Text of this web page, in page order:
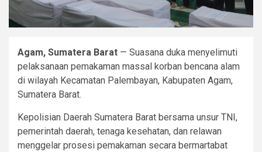
Agam, Sumatera Barat — Suasana duka menyelimuti
pelaksanaan pemakaman massal korban bencana alam
di wilayah Kecamatan Palembayan, Kabupaten Agam,
Sumatera Barat.
Kepolisian Daerah Sumatera Barat bersama unsur TNI,
pemerintah daerah, tenaga kesehatan, dan relawan
menggelar prosesi pemakaman secara bermartabat